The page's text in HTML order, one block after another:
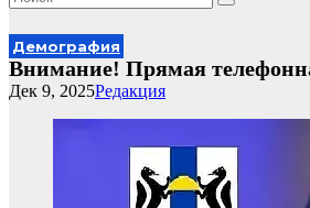
Демография
Внимание! Прямая
Редакция
Дек 9, 2025